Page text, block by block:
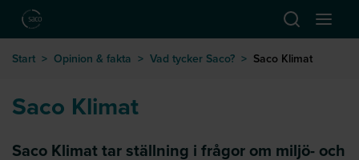
Hoppa till huvudinnehåll Öppna
Start > Opinion & fakta > Vad tycker Saco? > Saco Klimat
Saco Klimat
Saco Klimat tar ställning i frågor om miljö- och